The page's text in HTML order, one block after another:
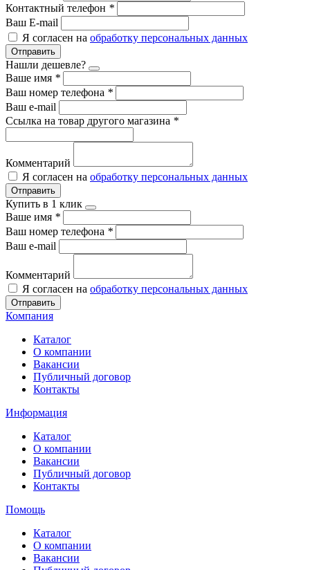
Контактный телефон *
Ваш E-mail
Я согласен на обработку персональных данных
Отправить
Нашли дешевле?
Ваше имя *
Ваш номер телефона *
Ваш e-mail
Ссылка на товар другого магазина *
Комментарий
Я согласен на обработку персональных данных
Отправить
Купить в 1 клик
Ваше имя *
Ваш номер телефона *
Ваш e-mail
Комментарий
Я согласен на обработку персональных данных
Отправить
Компания
Каталог
О компании
Вакансии
Публичный договор
Контакты
Информация
Каталог
О компании
Вакансии
Публичный договор
Контакты
Помощь
Каталог
О компании
Вакансии